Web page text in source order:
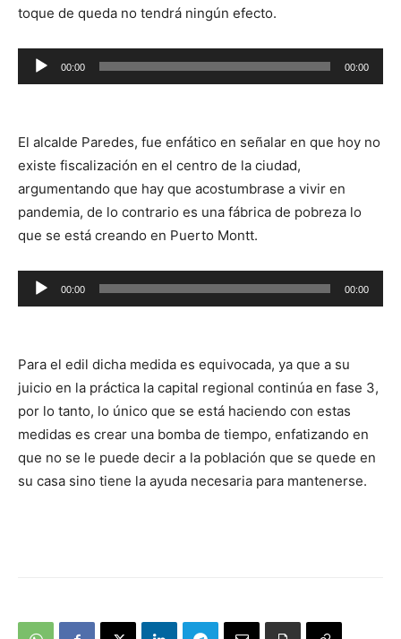
toque de queda no tendrá ningún efecto.
Reproductor
de
00:00 00:00
El alcalde Paredes, fue enfático en señalar en que hoy no
existe fiscalización en el centro de la ciudad,
argumentando que hay que acostumbrase a vivir en
pandemia, de lo contrario es una fábrica de pobreza lo
que se está creando en Puerto Montt.
Reproductor
de
00:00 00:00
Para el edil dicha medida es equivocada, ya que a su
juicio en la práctica la capital regional continúa en fase 3,
por lo tanto, lo único que se está haciendo con estas
medidas es crear una bomba de tiempo, enfatizando en
que no se le puede decir a la población que se quede en
su casa sino tiene la ayuda necesaria para mantenerse.